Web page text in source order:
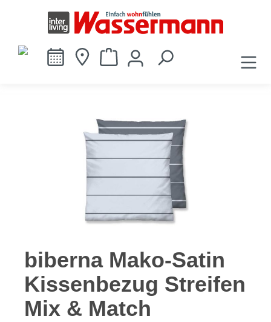
springen
biberna Mako-Satin
Kissenbezug Streifen
Mix & Match